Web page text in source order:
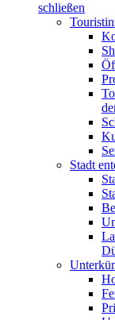
schließen
Stadt